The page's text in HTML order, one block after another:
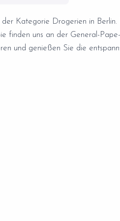
Kategorie Drogerien in Berlin.
finden uns an der General-Pape-
und genießen Sie die